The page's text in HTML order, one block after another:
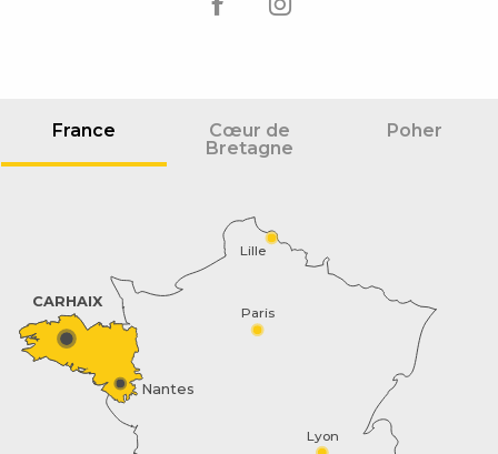
France
Cœur de
Bretagne
Poher
Paris
Lyon
Lille
Nantes
CARHAIX